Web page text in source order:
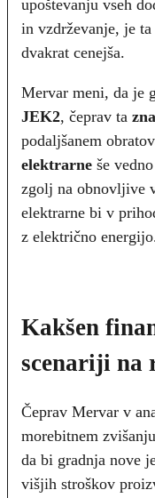
upoštevanju vseh
in vzdrževanje, je
dvakrat cenejša.
Mervar meni, da je
JEK2, čeprav ta
podaljšanem
elektrarne še
zgolj na obnovljive
elektrarne bi v
z električno
Kakšen
scenariji na
Čeprav Mervar v
morebitnem
da bi gradnja nove
višjih stroškov